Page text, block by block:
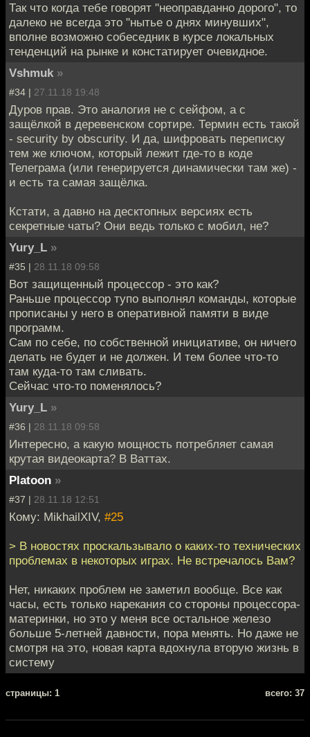
Так что когда тебе говорят "неоправданно дорого", то
далеко не всегда это "нытье о днях минувших",
вполне возможно собеседник в курсе локальных
тенденций на рынке и констатирует очевидное.
Vshmuk »
#34 | 27.11.18 19:48
Дуров прав. Это аналогия не с сейфом, а с
защёлкой в деревенском сортире. Термин есть такой
- security by obscurity. И да, шифровать переписку
тем же ключом, который лежит где-то в коде
Телеграма (или генерируется динамически там же) -
и есть та самая защёлка.
Кстати, а давно на десктопных версиях есть
секретные чаты? Они ведь только с мобил, не?
Yury_L »
#35 | 28.11.18 09:58
Вот защищенный процессор - это как?
Раньше процессор тупо выполнял команды, которые
прописаны у него в оперативной памяти в виде
программ.
Сам по себе, по собственной инициативе, он ничего
делать не будет и не должен. И тем более что-то
там куда-то там сливать.
Сейчас что-то поменялось?
Yury_L »
#36 | 28.11.18 09:58
Интересно, а какую мощность потребляет самая
крутая видеокарта? В Ваттах.
Platoon »
#37 | 28.11.18 12:51
Кому: MikhailXIV, #25
> В новостях проскальзывало о каких-то технических
проблемах в некоторых играх. Не встречалось Вам?
Нет, никаких проблем не заметил вообще. Все как
часы, есть только нарекания со стороны процессора-
материнки, но это у меня все остальное железо
больше 5-летней давности, пора менять. Но даже не
смотря на это, новая карта вдохнула вторую жизнь в
систему
cтраницы: 1 всего: 37